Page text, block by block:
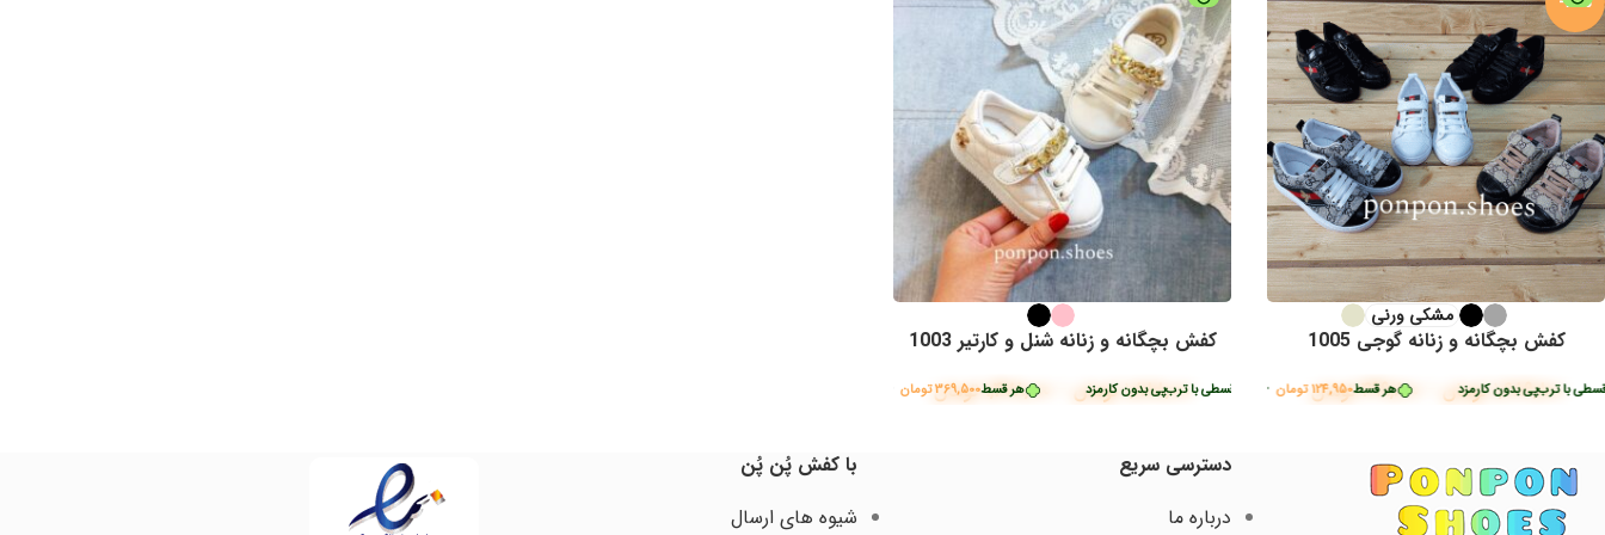
هر قسط124,950تومان • خرید قسطی با ترب‌پی بدون کارمزد بدون کارمزد
مشکی ورنی
کفش بچگانه و زنانه گوجی 1005
1,689,800 تومان 499,800 تومان هر قسط369,500تومان • خرید قسطی با ترب‌پی بدون کارمزد هر قسط 369,500تومان • خرید قسطی با ترب‌پی بدون کارمزد بدون کارمزد
کفش بچگانه و زنانه شنل و کارتیر 1003
1,888,000 تومان 1,478,000 تومان
دسترسی سریع
درباره ما
با کفش پُن پُن
شیوه های ارسال